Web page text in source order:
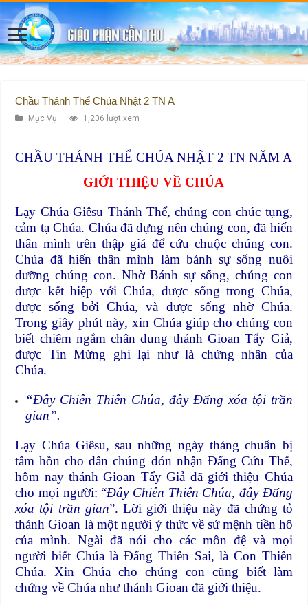
Chầu Thánh Thể Chúa Nhật 2 TN A
Mục Vụ 1,206 lượt xem
CHẦU THÁNH THỂ CHÚA NHẬT 2 TN NĂM A
GIỚI THIỆU VỀ CHÚA
Lạy Chúa Giêsu Thánh Thể, chúng con chúc tụng,
cảm tạ Chúa. Chúa đã dựng nên chúng con, đã hiến
thân mình trên thập giá để cứu chuộc chúng con.
Chúa đã hiến thân mình làm bánh sự sống nuôi
dưỡng chúng con. Nhờ Bánh sự sống, chúng con
được kết hiệp với Chúa, được sống trong Chúa,
được sống bởi Chúa, và được sống nhờ Chúa.
Trong giây phút này, xin Chúa giúp cho chúng con
biết chiêm ngắm chân dung thánh Gioan Tẩy Giả,
được Tin Mừng ghi lại như là chứng nhân của
Chúa.
“Đây Chiên Thiên Chúa, đây Đấng xóa tội trần
gian”.
Lạy Chúa Giêsu, sau những ngày tháng chuẩn bị
tâm hồn cho dân chúng đón nhận Đấng Cứu Thế,
hôm nay thánh Gioan Tẩy Giả đã giới thiệu Chúa
cho mọi người: “Đây Chiên Thiên Chúa, đây Đấng
xóa tội trần gian”. Lời giới thiệu này đã chứng tỏ
thánh Gioan là một người ý thức về sứ mệnh tiền hô
của mình. Ngài đã nói cho các môn đệ và mọi
người biết Chúa là Đấng Thiên Sai, là Con Thiên
Chúa. Xin Chúa cho chúng con cũng biết làm
chứng về Chúa như thánh Gioan đã giới thiệu.